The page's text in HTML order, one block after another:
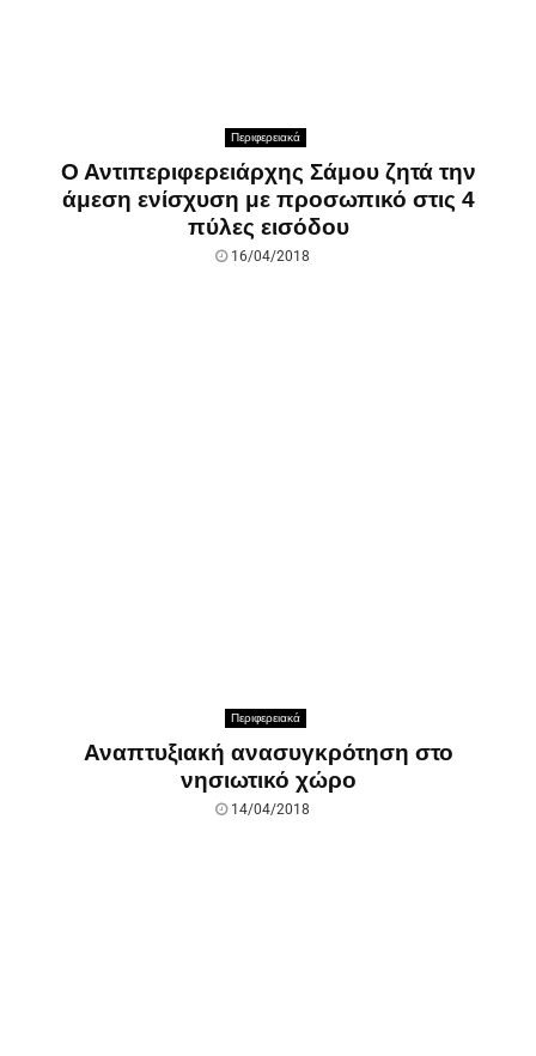
Περιφερειακά
Ο Αντιπεριφερειάρχης Σάμου ζητά την
άμεση ενίσχυση με προσωπικό στις 4
πύλες εισόδου
16/04/2018
Περιφερειακά
Αναπτυξιακή ανασυγκρότηση στο
νησιωτικό χώρο
14/04/2018